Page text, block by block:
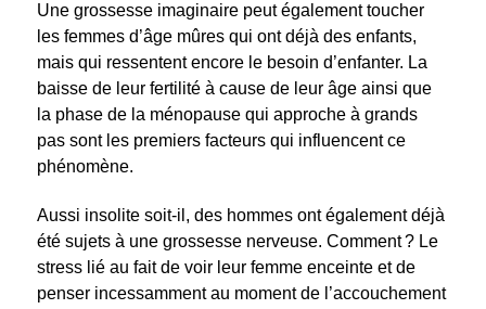
Une grossesse imaginaire peut également toucher
les femmes d’âge mûres qui ont déjà des enfants,
mais qui ressentent encore le besoin d’enfanter. La
baisse de leur fertilité à cause de leur âge ainsi que
la phase de la ménopause qui approche à grands
pas sont les premiers facteurs qui influencent ce
phénomène.
Aussi insolite soit-il, des hommes ont également déjà
été sujets à une grossesse nerveuse. Comment ? Le
stress lié au fait de voir leur femme enceinte et de
penser incessamment au moment de l’accouchement